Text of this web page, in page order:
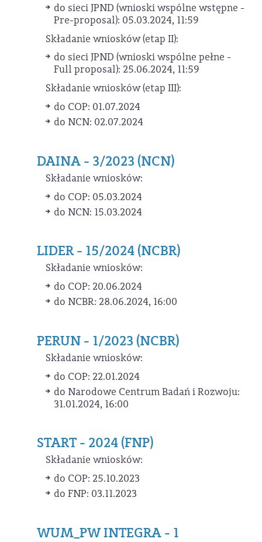
do sieci JPND (wnioski wspólne wstępne -
Pre-proposal): 05.03.2024, 11:59
Składanie wniosków (etap II):
do sieci JPND (wnioski wspólne pełne -
Full proposal): 25.06.2024, 11:59
Składanie wniosków (etap III):
do COP: 01.07.2024
do NCN: 02.07.2024
DAINA - 3/2023 (NCN)
Składanie wniosków:
do COP: 05.03.2024
do NCN: 15.03.2024
LIDER - 15/2024 (NCBR)
Składanie wniosków:
do COP: 20.06.2024
do NCBR: 28.06.2024, 16:00
PERUN - 1/2023 (NCBR)
Składanie wniosków:
do COP: 22.01.2024
do Narodowe Centrum Badań i Rozwoju:
31.01.2024, 16:00
START - 2024 (FNP)
Składanie wniosków:
do COP: 25.10.2023
do FNP: 03.11.2023
WUM_PW INTEGRA - 1